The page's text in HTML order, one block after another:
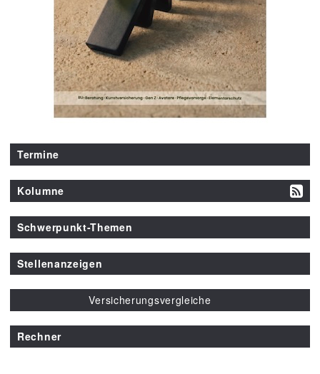
Termine
Kolumne
Schwerpunkt-Themen
Stellenanzeigen
Versicherungsvergleiche
Rechner